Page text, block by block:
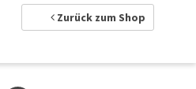
Zurück zum Shop